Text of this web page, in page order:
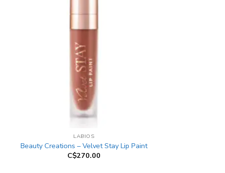
LABIOS
Beauty Creations – Velvet Stay Lip Paint
C$270.00